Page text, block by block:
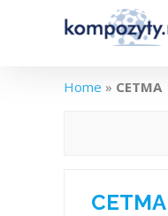
Home » CETMA